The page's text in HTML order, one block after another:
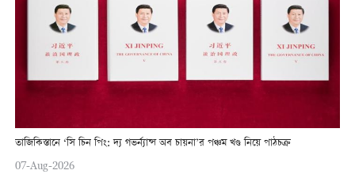
তাজিকিস্তানে ‘সি চিন পিং: দ্য গভর্ন্যান্স অব চায়না’র পঞ্চম খণ্ড নিয়ে পাঠচক্র
07-Aug-2026